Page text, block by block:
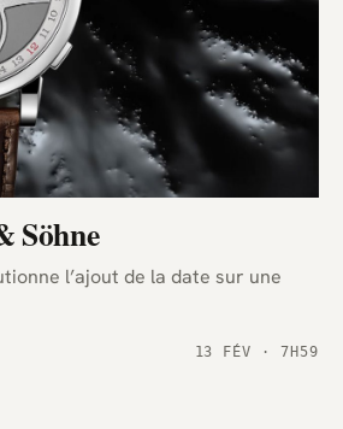
Söhne
l’ajout de la date sur une
13 FÉV · 7H59